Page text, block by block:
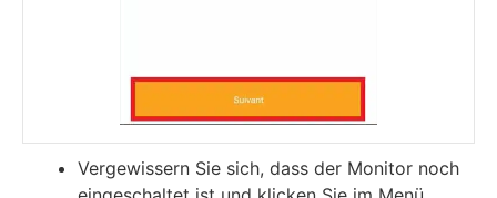
Vergewissern Sie sich, dass der Monitor noch